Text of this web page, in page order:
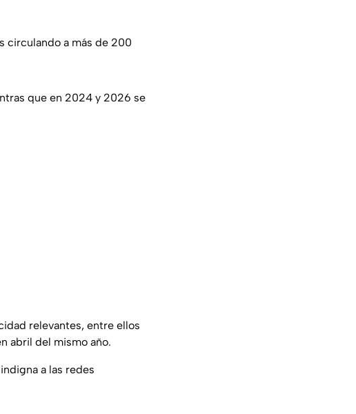
circulando a más de 200
que en 2024 y 2026 se
relevantes, entre ellos
abril del mismo año.
a las redes